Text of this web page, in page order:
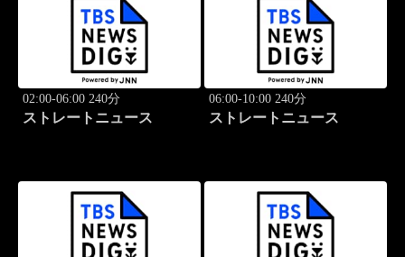
02:00-06:00 240分
ストレートニュース
06:00-10:00 240分
ストレートニュース